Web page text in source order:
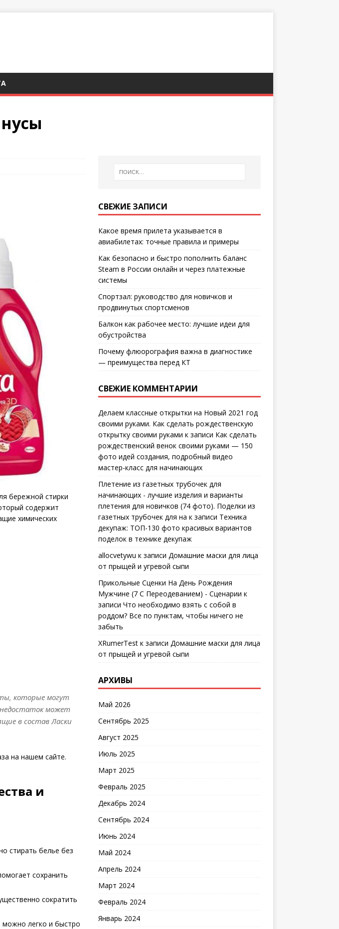
бережной стирки
содержит
химических
которые могут
недостаток может
в состав Ласки
на нашем сайте.
и
стирать белье без
сохранить
сократить
можно легко и быстро
СВЕЖИЕ ЗАПИСИ
Какое время прилета указывается в
авиабилетах: точные правила и примеры
Как безопасно и быстро пополнить баланс
Steam в России онлайн и через платежные
системы
Спортзал: руководство для новичков и
продвинутых спортсменов
Балкон как рабочее место: лучшие идеи для
обустройства
Почему флюорография важна в диагностике
— преимущества перед КТ
СВЕЖИЕ КОММЕНТАРИИ
Делаем классные открытки на Новый 2021 год
своими руками. Как сделать рождественскую
открытку своими руками к записи Как сделать
рождественский венок своими руками — 150
фото идей создания, подробный видео
мастер-класс для начинающих
Плетение из газетных трубочек для
начинающих - лучшие изделия и варианты
плетения для новичков (74 фото). Поделки из
газетных трубочек для на к записи Техника
декупаж: ТОП-130 фото красивых вариантов
поделок в технике декупаж
allocvetywu к записи Домашние маски для лица
от прыщей и угревой сыпи
Прикольные Сценки На День Рождения
Мужчине (7 С Переодеванием) - Сценарии к
записи Что необходимо взять с собой в
роддом? Все по пунктам, чтобы ничего не
забыть
XRumerTestк записи Домашние маски для лица
от прыщей и угревой сыпи
АРХИВЫ
Май 2026
Сентябрь 2025
Август 2025
Июль 2025
Март 2025
Февраль 2025
Декабрь 2024
Сентябрь 2024
Июнь 2024
Май 2024
Апрель 2024
Март 2024
Февраль 2024
Январь 2024